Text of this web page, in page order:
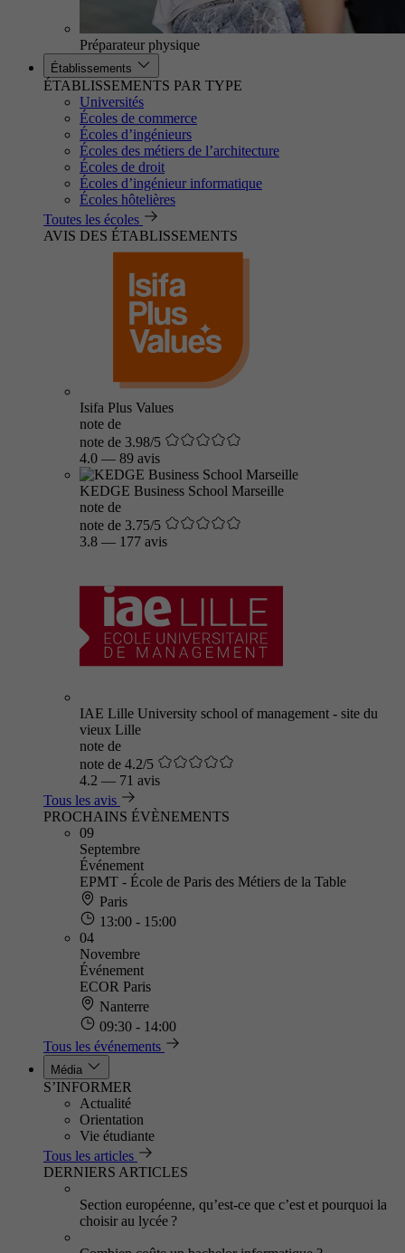
Préparateur physique
Établissements
ÉTABLISSEMENTS PAR TYPE
Universités
Écoles de commerce
Écoles d’ingénieurs
Écoles des métiers de l’architecture
Écoles de droit
Écoles d’ingénieur informatique
Écoles hôtelières
Toutes les écoles
AVIS DES ÉTABLISSEMENTS
Isifa Plus Values
note de
note de 3.98/5
4.0 — 89 avis
KEDGE Business School Marseille
note de
note de 3.75/5
3.8 — 177 avis
IAE Lille University school of management - site du
vieux Lille
note de
note de 4.2/5
4.2 — 71 avis
Tous les avis
PROCHAINS ÉVÈNEMENTS
09
Septembre
Événement
EPMT - École de Paris des Métiers de la Table
Paris
13:00 - 15:00
04
Novembre
Événement
ECOR Paris
Nanterre
09:30 - 14:00
Tous les événements
Média
S’INFORMER
Actualité
Orientation
Vie étudiante
Tous les articles
DERNIERS ARTICLES
Section européenne, qu’est-ce que c’est et pourquoi la
choisir au lycée ?